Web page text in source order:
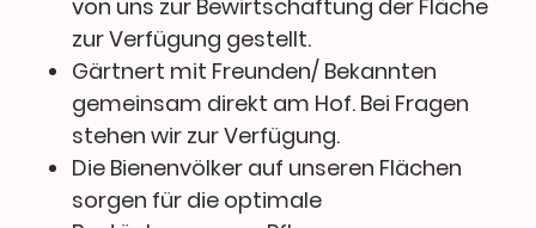
von uns zur Bewirtschaftung der Fläche
zur Verfügung gestellt.
Gärtnert mit Freunden/ Bekannten
gemeinsam direkt am Hof. Bei Fragen
stehen wir zur Verfügung.
Die Bienenvölker auf unseren Flächen
sorgen für die optimale